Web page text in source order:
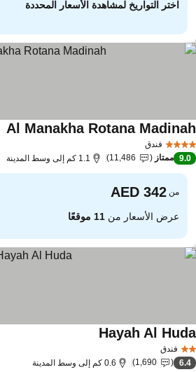
اختر التواريخ لمشاهدة الأسعار المحددة
فندق
Al Manakha Rotana
9.0 ممتاز 11,486 1.1 كم إلى وسط المدينة
من
عرض الأسعار من11 موقعًا
فندق
Hayah Al
6.4
1,690 0.6 كم إلى وسط المدينة